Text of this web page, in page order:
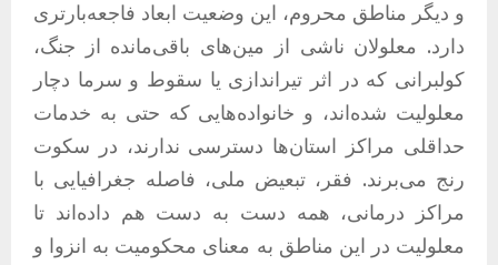
و دیگر مناطق محروم، این وضعیت ابعاد فاجعه‌بارتری
دارد. معلولان ناشی از مین‌های باقی‌مانده از جنگ،
کولبرانی که در اثر تیراندازی یا سقوط و سرما دچار
معلولیت شده‌اند، و خانواده‌هایی که حتی به خدمات
حداقلی مراکز استان‌ها دسترسی ندارند، در سکوت
رنج می‌برند. فقر، تبعیض ملی، فاصله جغرافیایی با
مراکز درمانی، همه دست به دست هم داده‌اند تا
معلولیت در این مناطق به معنای محکومیت به انزوا و